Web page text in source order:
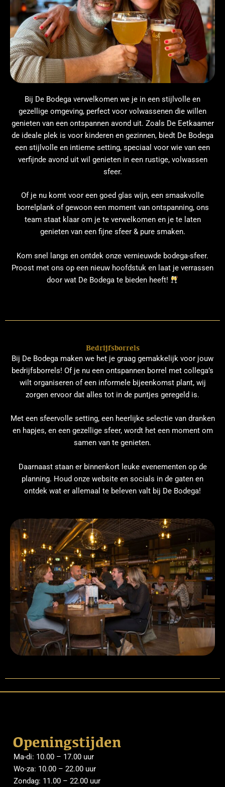
Bij De Bodega verwelkomen we je in een stijlvolle en
gezellige omgeving, perfect voor volwassenen die willen
genieten van een ontspannen avond uit. Zoals De Eetkaamer
de ideale plek is voor kinderen en gezinnen, biedt De Bodega
een stijlvolle en intieme setting, speciaal voor wie van een
verfijnde avond uit wil genieten in een rustige, volwassen
sfeer.
Of je nu komt voor een goed glas wijn, een smaakvolle
borrelplank of gewoon een moment van ontspanning, ons
team staat klaar om je te verwelkomen en je te laten
genieten van een fijne sfeer & pure smaken.
Kom snel langs en ontdek onze vernieuwde bodega-sfeer.
Proost met ons op een nieuw hoofdstuk en laat je verrassen
door wat De Bodega te bieden heeft!
Bedrijfsborrels
Bij De Bodega maken we het je graag gemakkelijk voor jouw
bedrijfsborrels! Of je nu een ontspannen borrel met collega’s
wilt organiseren of een informele bijeenkomst plant, wij
zorgen ervoor dat alles tot in de puntjes geregeld is.
Met een sfeervolle setting, een heerlijke selectie van dranken
en hapjes, en een gezellige sfeer, wordt het een moment om
samen van te genieten.
Daarnaast staan er binnenkort leuke evenementen op de
planning. Houd onze website en socials in de gaten en
ontdek wat er allemaal te beleven valt bij De Bodega!
Openingstijden
Ma-di: 10.00 – 17.00 uur
Wo-za: 10.00 – 22.00 uur
Zondag: 11.00 – 22.00 uur